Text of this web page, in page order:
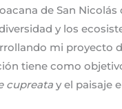
de San Nicolás
y los
mi proyecto
tiene como
cupreatay el paisaje